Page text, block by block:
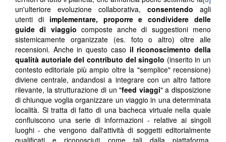
un'ulteriore evoluzione collaborativa, consentendo agli
utenti di implementare, proporre e condividere delle
guide di viaggio composte anche di suggestioni meno
sistemicamente organizzate (es. foto o altro) oltre alle
recensioni. Anche in questo caso il riconoscimento della
qualità autoriale del contributo del singolo (inserito in un
contesto editoriale più ampio oltre la "semplice" recensione)
diviene centrale, andandosi a integrare con un altro fattore
rilevante, la strutturazione di un "feed viaggi" a disposizione
di chiunque voglia organizzare un viaggio in una determinata
località. Si tratta di fatto di una bacheca virtuale nella quale
confluiscono una serie di informazioni - relative ai singoli
luoghi - che vengono dall'attività di soggetti editorialmente